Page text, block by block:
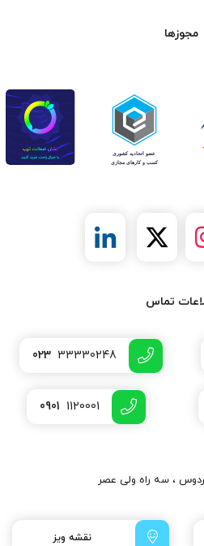
مجوزها
تماس
023 33330248
0901 1120001
، سه راه ولی عصر
نقشه ویز